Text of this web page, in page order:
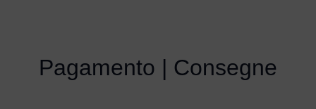
Pagamento | Consegne